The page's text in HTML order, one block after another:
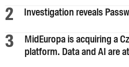
Investigation reveals
MidEuropa is acquiring a
platform. Data and AI are